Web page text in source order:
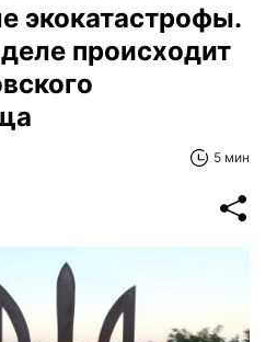
экокатастрофы.
происходит
5 мин